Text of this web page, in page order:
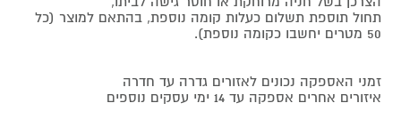
תחול תוספת תשלום כעלות קומה נוספת, בהתאם למוצר (כל
50 מטרים יחשבו כקומה נוספת).
זמני האספקה נכונים לאזורים גדרה עד חדרה
איזורים אחרים אספקה עד 14 ימי עסקים נוספים